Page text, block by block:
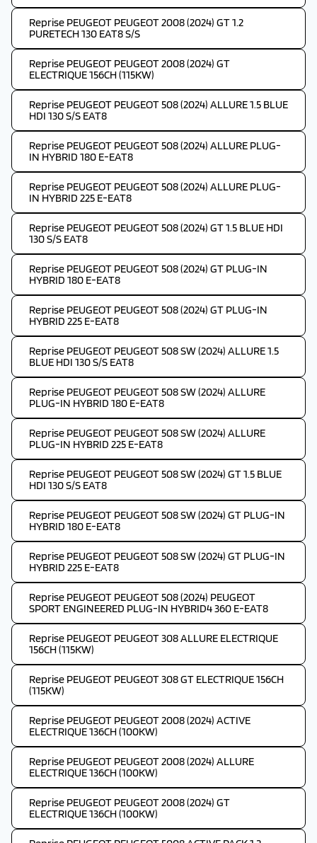
Reprise PEUGEOT PEUGEOT 2008 (2024) GT 1.2
PURETECH 130 EAT8 S/S
Reprise PEUGEOT PEUGEOT 2008 (2024) GT
ELECTRIQUE 156CH (115KW)
Reprise PEUGEOT PEUGEOT 508 (2024) ALLURE 1.5 BLUE
HDI 130 S/S EAT8
Reprise PEUGEOT PEUGEOT 508 (2024) ALLURE PLUG-
IN HYBRID 180 E-EAT8
Reprise PEUGEOT PEUGEOT 508 (2024) ALLURE PLUG-
IN HYBRID 225 E-EAT8
Reprise PEUGEOT PEUGEOT 508 (2024) GT 1.5 BLUE HDI
130 S/S EAT8
Reprise PEUGEOT PEUGEOT 508 (2024) GT PLUG-IN
HYBRID 180 E-EAT8
Reprise PEUGEOT PEUGEOT 508 (2024) GT PLUG-IN
HYBRID 225 E-EAT8
Reprise PEUGEOT PEUGEOT 508 SW (2024) ALLURE 1.5
BLUE HDI 130 S/S EAT8
Reprise PEUGEOT PEUGEOT 508 SW (2024) ALLURE
PLUG-IN HYBRID 180 E-EAT8
Reprise PEUGEOT PEUGEOT 508 SW (2024) ALLURE
PLUG-IN HYBRID 225 E-EAT8
Reprise PEUGEOT PEUGEOT 508 SW (2024) GT 1.5 BLUE
HDI 130 S/S EAT8
Reprise PEUGEOT PEUGEOT 508 SW (2024) GT PLUG-IN
HYBRID 180 E-EAT8
Reprise PEUGEOT PEUGEOT 508 SW (2024) GT PLUG-IN
HYBRID 225 E-EAT8
Reprise PEUGEOT PEUGEOT 508 (2024) PEUGEOT
SPORT ENGINEERED PLUG-IN HYBRID4 360 E-EAT8
Reprise PEUGEOT PEUGEOT 308 ALLURE ELECTRIQUE
156CH (115KW)
Reprise PEUGEOT PEUGEOT 308 GT ELECTRIQUE 156CH
(115KW)
Reprise PEUGEOT PEUGEOT 2008 (2024) ACTIVE
ELECTRIQUE 136CH (100KW)
Reprise PEUGEOT PEUGEOT 2008 (2024) ALLURE
ELECTRIQUE 136CH (100KW)
Reprise PEUGEOT PEUGEOT 2008 (2024) GT
ELECTRIQUE 136CH (100KW)